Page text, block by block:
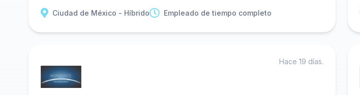
Ciudad de México - Híbrido Empleado de tiempo completo
Hace 19 días.